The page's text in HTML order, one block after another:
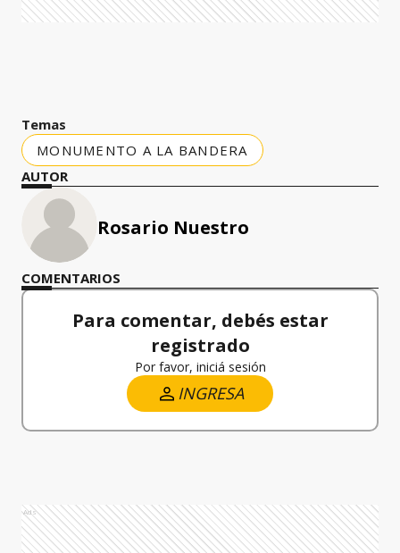
Temas
MONUMENTO A LA BANDERA
AUTOR
Rosario Nuestro
COMENTARIOS
Para comentar, debés estar
registrado
Por favor, iniciá sesión
INGRESA
Ads